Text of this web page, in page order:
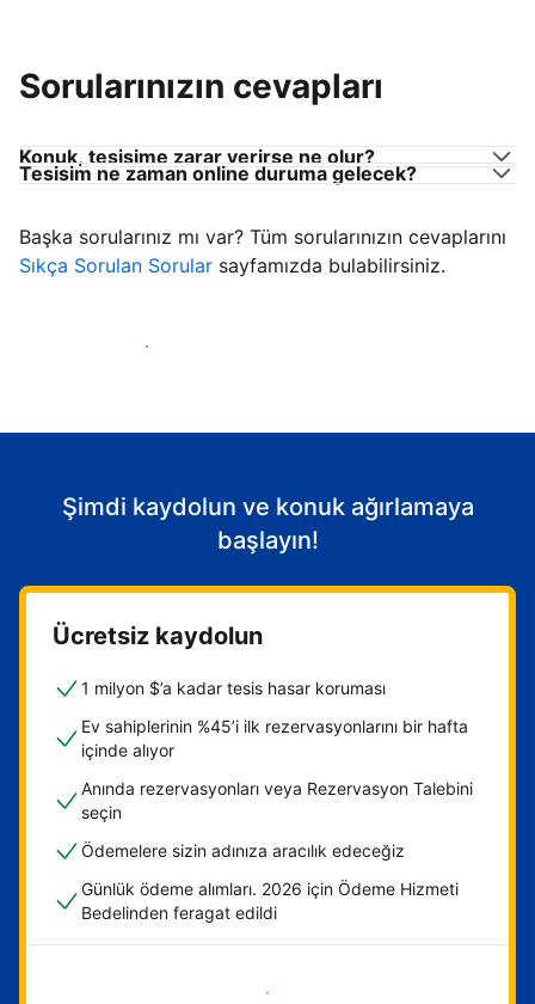
Sorularınızın cevapları
Konuk, tesisime zarar verirse ne olur?
Tesisim ne zaman online duruma gelecek?
Başka sorularınız mı var? Tüm sorularınızın cevaplarını
Sıkça Sorulan Sorular sayfamızda bulabilirsiniz.
Konuk ağırlamaya başla
Şimdi kaydolun ve konuk ağırlamaya
başlayın!
Ücretsiz kaydolun
1 milyon $’a kadar tesis hasar koruması
Ev sahiplerinin %45’i ilk rezervasyonlarını bir hafta
içinde alıyor
Anında rezervasyonları veya Rezervasyon Talebini
seçin
Ödemelere sizin adınıza aracılık edeceğiz
Günlük ödeme alımları. 2026 için Ödeme Hizmeti
Bedelinden feragat edildi
Hemen başla